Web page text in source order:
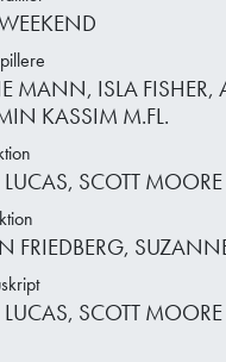
MANN, ISLA
KASSIM M.FL.
SCOTT MOORE
FRIEDBERG,
SCOTT MOORE